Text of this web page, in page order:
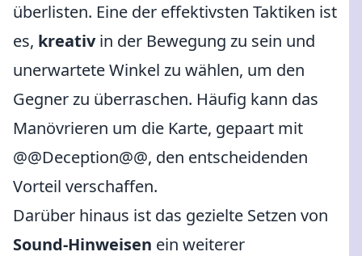
überlisten. Eine der effektivsten Taktiken ist
es, kreativin der Bewegung zu sein und
unerwartete Winkel zu wählen, um den
Gegner zu überraschen. Häufig kann das
Manövrieren um die Karte, gepaart mit
@@Deception@@, den entscheidenden
Vorteil verschaffen.
Darüber hinaus ist das gezielte Setzen von
Sound-Hinweisen ein weiterer